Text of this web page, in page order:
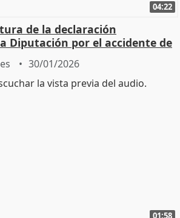
04:22
de la declaración
Diputación por el accidente de
30/01/2026
01:58